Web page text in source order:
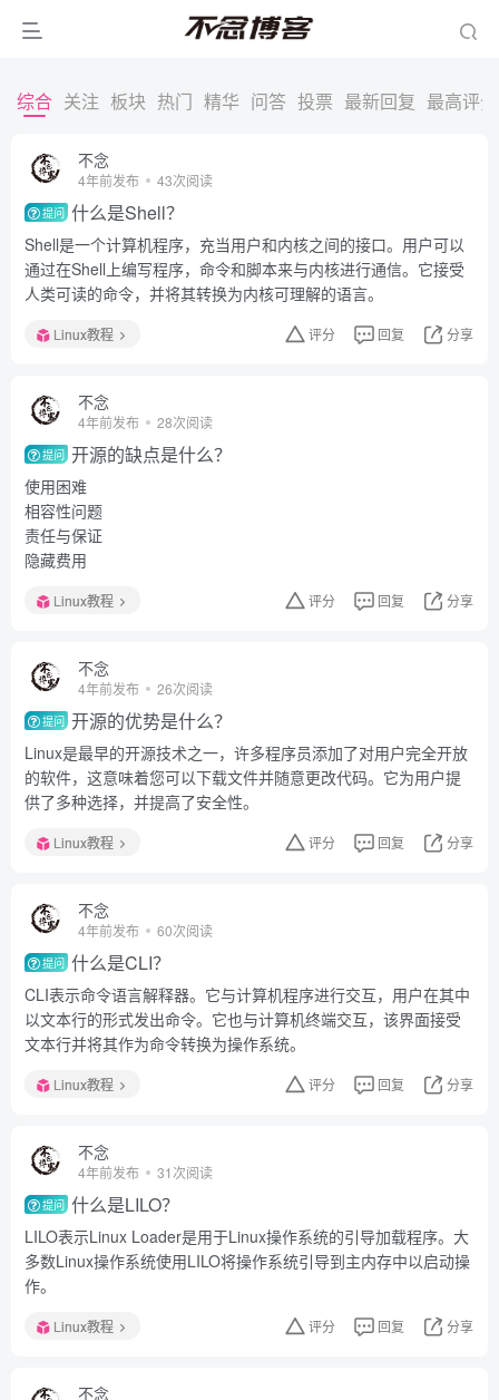
综合 关注 板块 热门 精华 问答 投票 最新回复 最高评分
不念
4年前发布 43次阅读
提问 什么是Shell？
Shell是一个计算机程序，充当用户和内核之间的接口。用户可以
通过在Shell上编写程序，命令和脚本来与内核进行通信。它接受
人类可读的命令，并将其转换为内核可理解的语言。
Linux教程 评分 回复 分享
不念
4年前发布 28次阅读
提问 开源的缺点是什么？
使用困难
相容性问题
责任与保证
隐藏费用
Linux教程 评分 回复 分享
不念
4年前发布 26次阅读
提问 开源的优势是什么？
Linux是最早的开源技术之一，许多程序员添加了对用户完全开放
的软件，这意味着您可以下载文件并随意更改代码。它为用户提
供了多种选择，并提高了安全性。
Linux教程 评分 回复 分享
不念
4年前发布 60次阅读
提问 什么是CLI？
CLI表示命令语言解释器。它与计算机程序进行交互，用户在其中
以文本行的形式发出命令。它也与计算机终端交互，该界面接受
文本行并将其作为命令转换为操作系统。
Linux教程 评分 回复 分享
不念
4年前发布 31次阅读
提问 什么是LILO？
LILO表示Linux Loader是用于Linux操作系统的引导加载程序。大
多数Linux操作系统使用LILO将操作系统引导到主内存中以启动操
作。
Linux教程 评分 回复 分享
不念